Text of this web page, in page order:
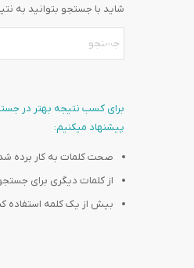
شاید با جستجو بتوانید به
برای کسب نتیجه بهتر در
پیشنهاد میکنیم:
صحت کلمات به کار برده
از کلمات دیگری برای
بیش از یک کلمه استفاده